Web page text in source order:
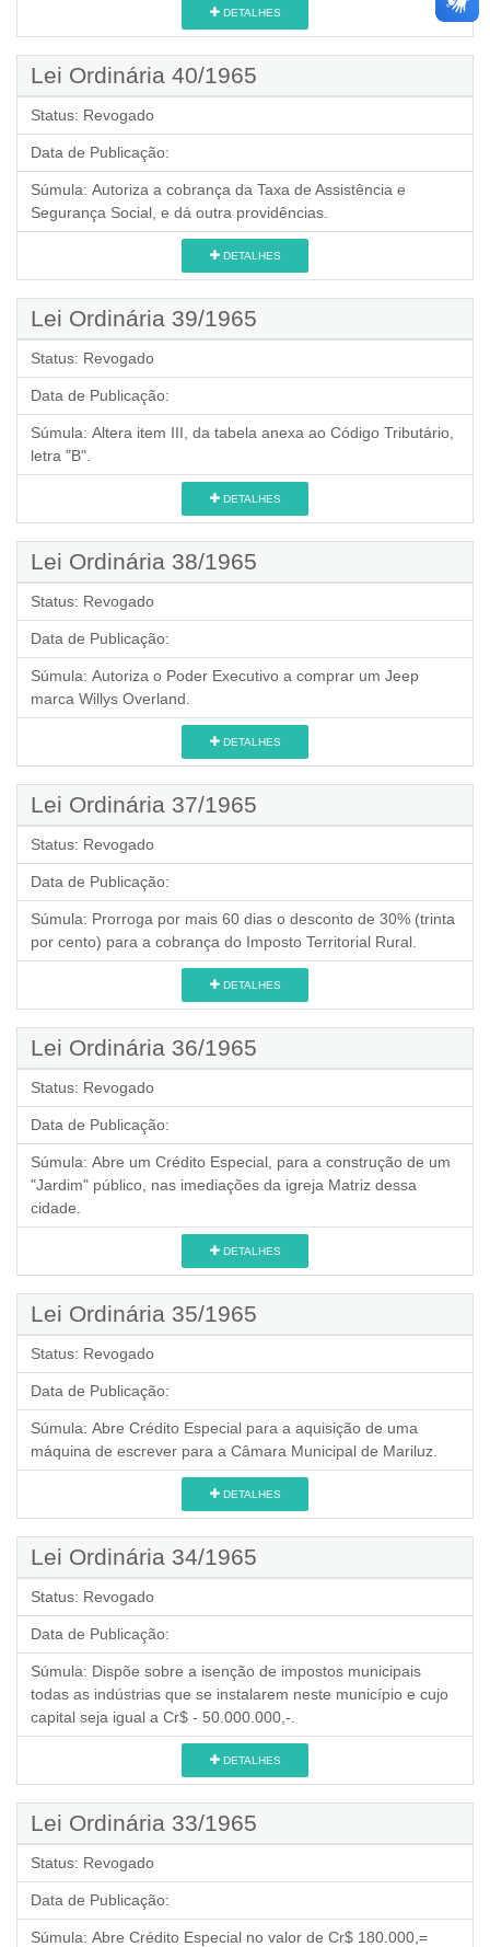
DETALHES
Lei Ordinária 40/1965
Status: Revogado
Data de Publicação:
Súmula: Autoriza a cobrança da Taxa de Assistência e
Segurança Social, e dá outra providências.
DETALHES
Lei Ordinária 39/1965
Status: Revogado
Data de Publicação:
Súmula: Altera item III, da tabela anexa ao Código Tributário,
letra "B".
DETALHES
Lei Ordinária 38/1965
Status: Revogado
Data de Publicação:
Súmula: Autoriza o Poder Executivo a comprar um Jeep
marca Willys Overland.
DETALHES
Lei Ordinária 37/1965
Status: Revogado
Data de Publicação:
Súmula: Prorroga por mais 60 dias o desconto de 30% (trinta
por cento) para a cobrança do Imposto Territorial Rural.
DETALHES
Lei Ordinária 36/1965
Status: Revogado
Data de Publicação:
Súmula: Abre um Crédito Especial, para a construção de um
"Jardim" público, nas imediações da igreja Matriz dessa
cidade.
DETALHES
Lei Ordinária 35/1965
Status: Revogado
Data de Publicação:
Súmula: Abre Crédito Especial para a aquisição de uma
máquina de escrever para a Câmara Municipal de Mariluz.
DETALHES
Lei Ordinária 34/1965
Status: Revogado
Data de Publicação:
Súmula: Dispõe sobre a isenção de impostos municipais
todas as indústrias que se instalarem neste município e cujo
capital seja igual a Cr$ - 50.000.000,-.
DETALHES
Lei Ordinária 33/1965
Status: Revogado
Data de Publicação:
Súmula: Abre Crédito Especial no valor de Cr$ 180.000,=